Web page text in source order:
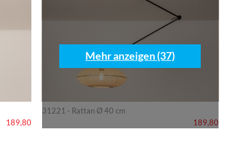
189,80
31221 · Rattan Ø 40 cm
189,80
Mehr anzeigen (37)